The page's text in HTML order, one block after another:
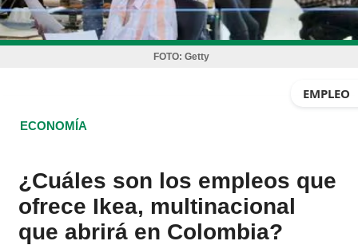
FOTO: Getty
EMPLEO
ECONOMÍA
¿Cuáles son los empleos que
ofrece Ikea, multinacional
que abrirá en Colombia?